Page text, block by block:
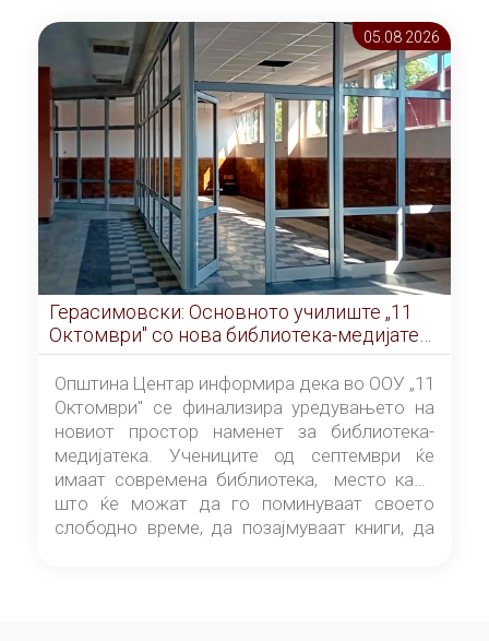
05.08 2026
Герасимовски: Основното училиште „11
Октомври" со нова библиотека-медијатека
од септември
Општина Центар информира дека во ООУ „11
Октомври" се финализира уредувањето на
новиот простор наменет за библиотека-
медијатека. Учениците од септември ќе
имаат современа библиотека, место каде
што ќе можат да го поминуваат своето
слободно време, да позајмуваат книги, да